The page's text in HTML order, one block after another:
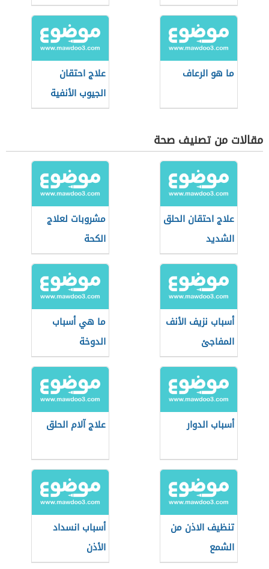
ما هو الرعاف
علاج احتقان
الجيوب الأنفية
مقالات من تصنيف صحة
علاج احتقان الحلق
الشديد
مشروبات لعلاج
الكحة
أسباب نزيف الأنف
المفاجئ
ما هي أسباب
الدوخة
أسباب الدوار علاج آلام الحلق
تنظيف الاذن من
الشمع
أسباب انسداد
الأذن